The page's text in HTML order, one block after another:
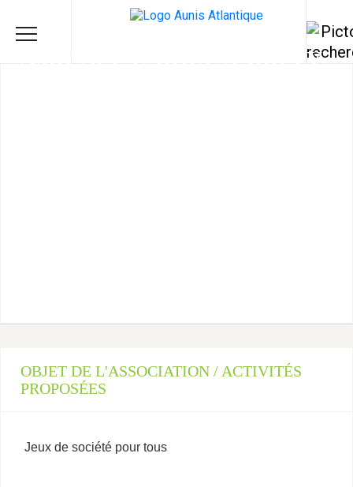
AMICALE LAÏQUE ANDILLY –
OBJET DE L'ASSOCIATION / ACTIVITÉS
PROPOSÉES
Jeux de société pour tous